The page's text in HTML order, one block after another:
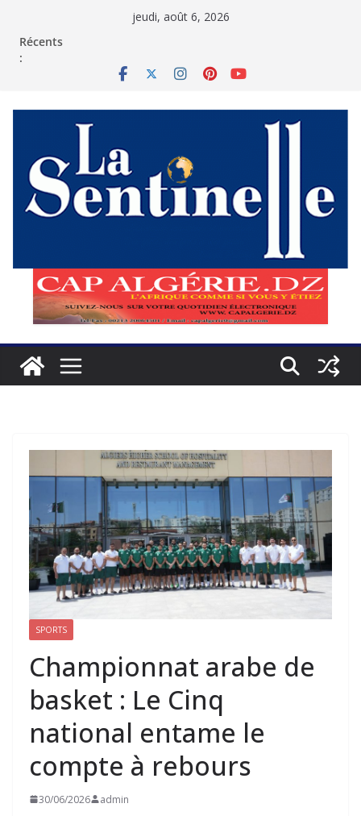
jeudi, août 6, 2026
Récents
:
SPORTS
Championnat arabe de
basket : Le Cinq
national entame le
compte à rebours
30/06/2026 admin